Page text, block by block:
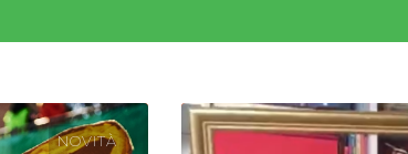
NOVITÀ